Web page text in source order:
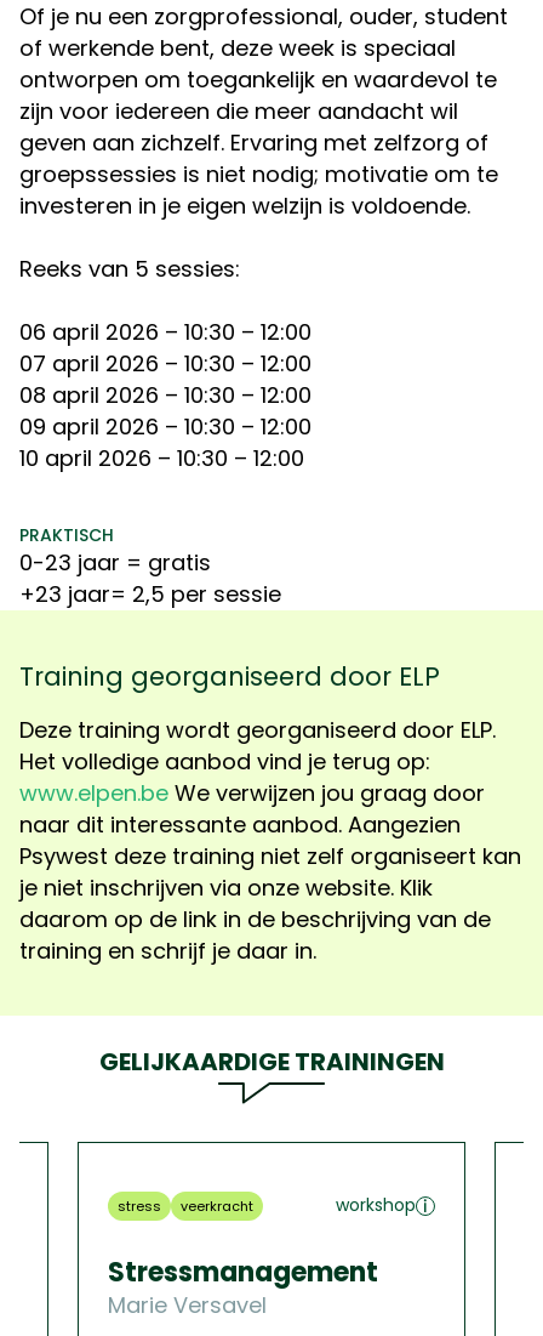
Of je nu een zorgprofessional, ouder, student
of werkende bent, deze week is speciaal
ontworpen om toegankelijk en waardevol te
zijn voor iedereen die meer aandacht wil
geven aan zichzelf. Ervaring met zelfzorg of
groepssessies is niet nodig; motivatie om te
investeren in je eigen welzijn is voldoende.
Reeks van 5 sessies:
06 april 2026 – 10:30 – 12:00
07 april 2026 – 10:30 – 12:00
08 april 2026 – 10:30 – 12:00
09 april 2026 – 10:30 – 12:00
10 april 2026 – 10:30 – 12:00
PRAKTISCH
0-23 jaar = gratis
+23 jaar= 2,5 per sessie
Training georganiseerd door ELP
Deze training wordt georganiseerd door ELP.
Het volledige aanbod vind je terug op:
www.elpen.be We verwijzen jou graag door
naar dit interessante aanbod. Aangezien
Psywest deze training niet zelf organiseert kan
je niet inschrijven via onze website. Klik
daarom op de link in de beschrijving van de
training en schrijf je daar in.
GELIJKAARDIGE TRAININGEN
stress veerkracht workshop
Stressmanagement
Marie Versavel